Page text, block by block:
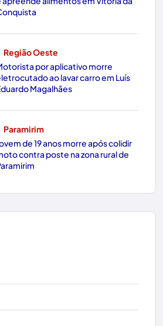
Região Oeste
por aplicativo morre
ao lavar carro em Luís
Magalhães
Paramirim
de 19 anos morre após colidir
contra poste na zona rural de